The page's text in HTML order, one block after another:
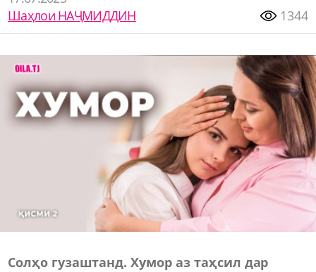
Шаҳлои НАҶМИДДИН
1344
Солҳо гузаштанд. Хумор аз таҳсил дар